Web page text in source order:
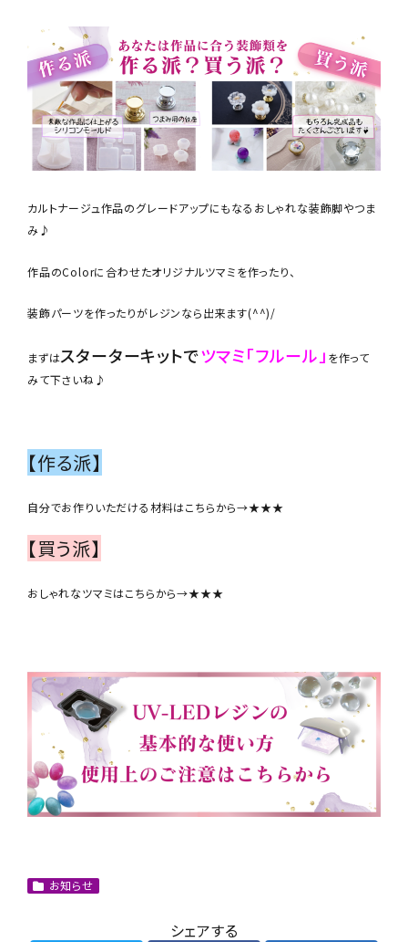
カルトナージュ作品のグレードアップにもなるおしゃれな装飾脚やつま
み♪
作品のColorに合わせたオリジナルツマミを作ったり、
装飾パーツを作ったりがレジンなら出来ます(^^)/
まずはスターターキットでツマミ「フルール」 を作って
みて下さいね♪
【作る派】
自分でお作りいただける材料はこちらから→★★★
【買う派】
おしゃれなツマミはこちらから→★★★
お知らせ
シェアする